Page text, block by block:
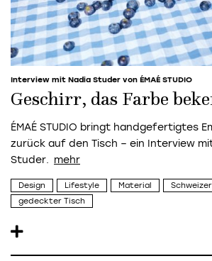
Interview mit Nadia Studer von ÉMAÉ STUDIO
Geschirr, das Farbe
ÉMAÉ STUDIO bringt handgefertigtes
zurück auf den Tisch – ein Interview
Studer.
Design Lifestyle Material
gedeckter Tisch